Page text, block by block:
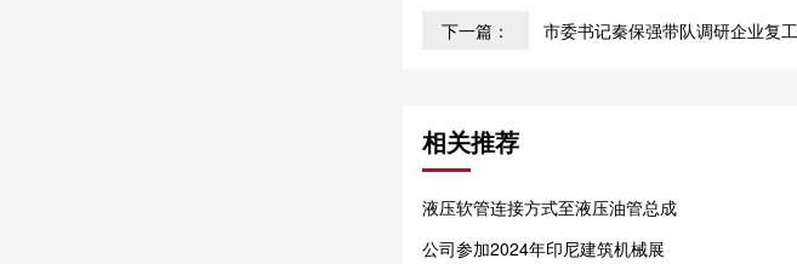
下一篇： 市委书记秦保强带队调研企业复
相关推荐
液压软管连接方式至液压油管总成
公司参加2024年印尼建筑机械展